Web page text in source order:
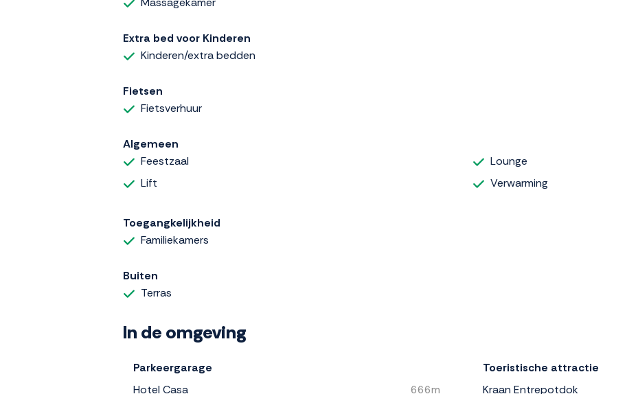
Extra bed voor Kinderen
Kinderen/extra bedden
Fietsen
Fietsverhuur
Algemeen
Feestzaal
Lift
Lounge
Verwarming
Toegangkelijkheid
Familiekamers
Buiten
Terras
In de omgeving
Parkeergarage
Hotel Casa
666m
Toeristische attractie
Kraan Entrepotdok